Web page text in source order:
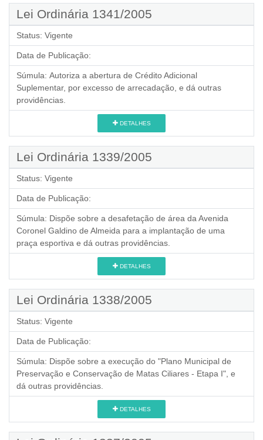
Lei Ordinária 1341/2005
Status: Vigente
Data de Publicação:
Súmula: Autoriza a abertura de Crédito Adicional
Suplementar, por excesso de arrecadação, e dá outras
providências.
DETALHES
Lei Ordinária 1339/2005
Status: Vigente
Data de Publicação:
Súmula: Dispõe sobre a desafetação de área da Avenida
Coronel Galdino de Almeida para a implantação de uma
praça esportiva e dá outras providências.
DETALHES
Lei Ordinária 1338/2005
Status: Vigente
Data de Publicação:
Súmula: Dispõe sobre a execução do "Plano Municipal de
Preservação e Conservação de Matas Ciliares - Etapa I", e
dá outras providências.
DETALHES